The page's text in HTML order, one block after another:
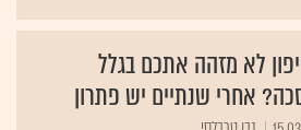
לא מזהה אתכם בגלל
אחרי שנתיים יש פתרון